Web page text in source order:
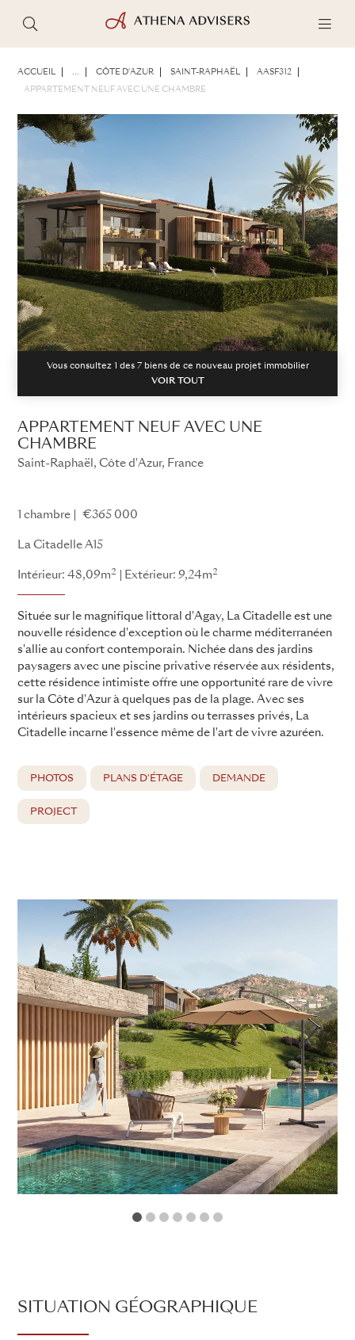
ACCUEIL ... CÔTE D'AZUR SAINT-RAPHAËL AASF312
APPARTEMENT NEUF AVEC UNE CHAMBRE
Vous consultez 1 des 7biens de ce nouveau projet immobilier
VOIR TOUT
APPARTEMENT NEUF AVEC UNE
CHAMBRE
Saint-Raphaël, Côte d'Azur, France
1 chambre €365 000
La Citadelle A15
Intérieur: 48,09m2 Extérieur: 9,24m2
Située sur le magnifique littoral d'Agay, La Citadelle est une
nouvelle résidence d'exception où le charme méditerranéen
s'allie au confort contemporain. Nichée dans des jardins
paysagers avec une piscine privative réservée aux résidents,
cette résidence intimiste offre une opportunité rare de vivre
sur la Côte d'Azur à quelques pas de la plage. Avec ses
intérieurs spacieux et ses jardins ou terrasses privés, La
Citadelle incarne l'essence même de l'art de vivre azuréen.
PHOTOS PLANS D'ÉTAGE DEMANDE
PROJECT
1 2 3 4
SITUATION GÉOGRAPHIQUE